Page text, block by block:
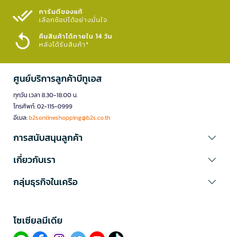
การันตีของแท้
เลือกช้อปได้อย่างมั่นใจ​
คืนสินค้าได้ภายใน 14 วัน
หลังได้รับสินค้า*
ศูนย์บริการลูกค้าบีทูเอส
ทุกวัน เวลา 8.30-18.00 น.
โทรศัพท์: 02-115-0999
อีเมล:b2sonlineshopping@b2s.co.th
การสนับสนุนลูกค้า
เกี่ยวกับเรา
กลุ่มธุรกิจในเครือ
โซเซียลมีเดีย​